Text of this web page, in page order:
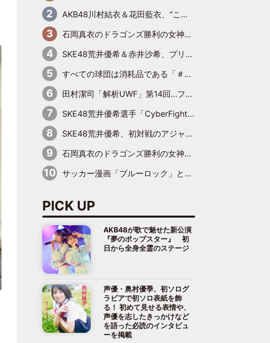
AKB48川村結衣＆花田藍衣、“ころもちゃん”コンビがきつねダンスに出演！ファイターズファンのかわゆいはファーストピッチにも挑戦
石岡真衣のドラゴンズ勝利の女神記 第２回「母の日のバンテリンドーム」
SKE48荒井優希＆赤井沙希、プリンセスタッグ第10代王者のベルトを手にして号泣
すべての球団は消耗品である「＃2 1988年の王巨人編」byプロ野球死亡遊戯
田村潔司「解析UWF」第14回…ファンの大きな期待と現実の厳しい闘い
SKE48荒井優希選手「CyberFight Festival 2022」参戦！6人タッグマッチに挑む
SKE48荒井優希、初対戦のアジャコングに“一斗缶攻撃”も食らい完敗
石岡真衣のドラゴンズ勝利の女神記 第５回「まだ諦めない！ドラゴンズ後半戦のキーマン」
サッカー漫画「ブルーロック」と名門「リバプールFC」スペシャルコラボ決定！
PICK UP
AKB48が歌で魅せた新公演
『夢のポップスター』 初
日から全身全霊のステージ
声優・奥村優季、初ソログ
ラビアで初ソロ表紙を飾
る！ 初めて見せる表情や、
声優を志したきっかけなど
を語った必読のインタビュ
ーを掲載